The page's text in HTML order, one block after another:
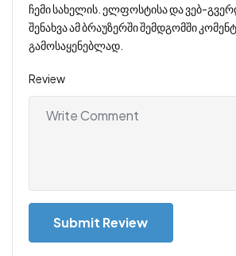
ჩემი სახელის. ელფოსტისა და ვებ-
შენახვა ამ ბრაუზერში შემდგომში
გამოსაყენებლად.
Review